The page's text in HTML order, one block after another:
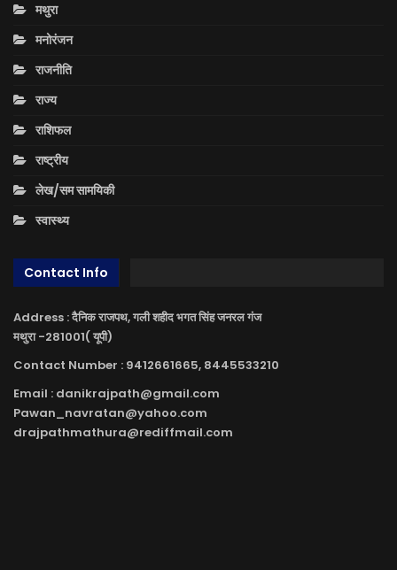
मथुरा
मनोरंजन
राजनीति
राज्य
राशिफल
राष्ट्रीय
लेख/सम सामयिकी
स्वास्थ्य
Contact Info
Address : दैनिक राजपथ, गली शहीद भगत सिंह जनरल गंज
मथुरा -281001( यूपी)
Contact Number : 9412661665, 8445533210
Email : danikrajpath@gmail.com
Pawan_navratan@yahoo.com
drajpathmathura@rediffmail.com